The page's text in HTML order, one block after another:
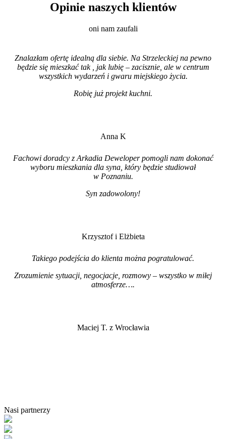
Opinie naszych klientów
oni nam zaufali
Znalazłam ofertę idealną dla siebie. Na Strzeleckiej na pewno
będzie się mieszkać tak , jak lubię – zacisznie, ale w centrum
wszystkich wydarzeń i gwaru miejskiego życia.
Robię już projekt kuchni.
Anna K
Fachowi doradcy z Arkadia Deweloper pomogli nam dokonać
wyboru mieszkania dla syna, który będzie studiował
w Poznaniu.
Syn zadowolony!
Krzysztof i Elżbieta
Takiego podejścia do klienta można pogratulować.
Zrozumienie sytuacji, negocjacje, rozmowy – wszystko w miłej
atmosferze….
Maciej T. z Wrocławia
Nasi partnerzy